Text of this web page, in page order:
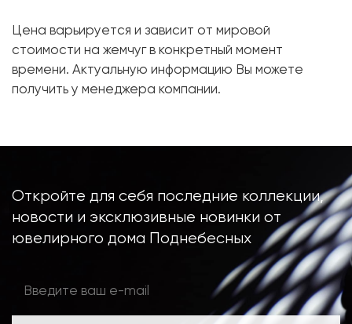
Металл:
Белое золото, 750 проба
Вес грамм:
Цена варьируется и зависит от мировой
стоимости на жемчуг в конкретный момент
времени. Актуальную информацию Вы можете
получить у менеджера компании.
Откройте для себя последние коллекции,
новости и эксклюзивные новинки от
ювелирного дома Поднебесных